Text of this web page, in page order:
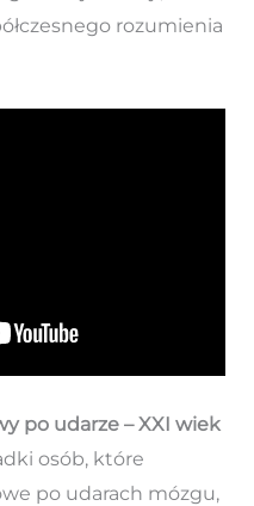
rozumienia
po udarze – XXI wiek
osób, które
po udarach mózgu,